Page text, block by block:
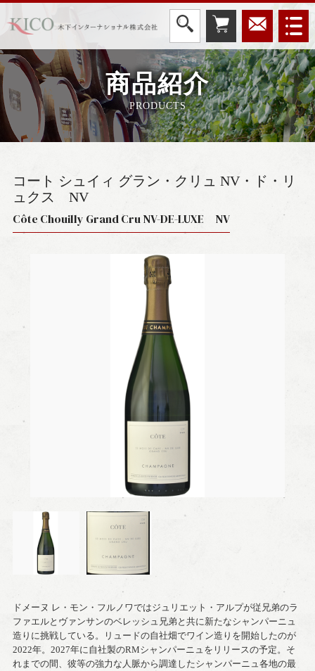
商品紹介
PRODUCTS
コート シュイィ グラン・クリュ NV・ド・リ
ュクス
NV
Côte Chouilly Grand Cru NV-DE-LUXE NV
ドメーヌ レ・モン・フルノワではジュリエット・アルプが従兄弟のラ
ファエルとヴァンサンのベレッシュ兄弟と共に新たなシャンパーニュ
造りに挑戦している。リュードの自社畑でワイン造りを開始したのが
2022年。2027年に自社製のRMシャンパーニュをリリースの予定。そ
れまでの間、彼等の強力な人脈から調達したシャンパーニュ各地の最